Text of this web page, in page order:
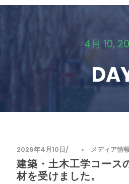
4月 10,
2026年4月10日 • メディア情
建築・土木工学コース
材を受けました。